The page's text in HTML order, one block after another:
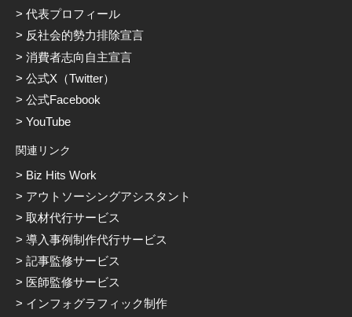
代表プロフィール
反社会的勢力排除宣言
消費者志向自主宣言
公式X（Twitter）
公式Facebook
YouTube
関連リンク
Biz Hits Work
アウトソーシングアシスタント
取材代行サービス
導入事例制作代行サービス
記事監修サービス
医師監修サービス
インフォグラフィック制作